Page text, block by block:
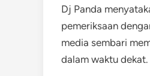
Dj Panda
pemeriksaan
media sembari
dalam waktu dekat.